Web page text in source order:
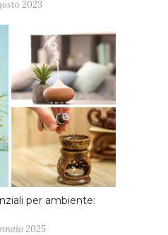
2023
per ambiente:
2025